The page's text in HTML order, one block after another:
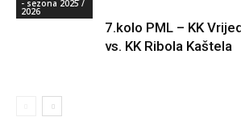
- sezona 2025 /
2026
7.kolo PML – KK
vs. KK Ribola Kaštela